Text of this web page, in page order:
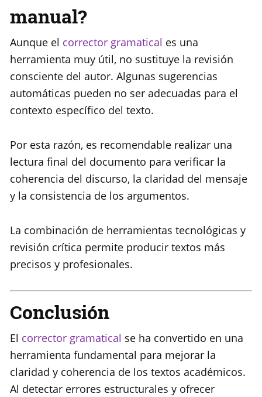
manual?
Aunque el corrector gramatical es una
herramienta muy útil, no sustituye la revisión
consciente del autor. Algunas sugerencias
automáticas pueden no ser adecuadas para el
contexto específico del texto.
Por esta razón, es recomendable realizar una
lectura final del documento para verificar la
coherencia del discurso, la claridad del mensaje
y la consistencia de los argumentos.
La combinación de herramientas tecnológicas y
revisión crítica permite producir textos más
precisos y profesionales.
Conclusión
El corrector gramatical se ha convertido en una
herramienta fundamental para mejorar la
claridad y coherencia de los textos académicos.
Al detectar errores estructurales y ofrecer